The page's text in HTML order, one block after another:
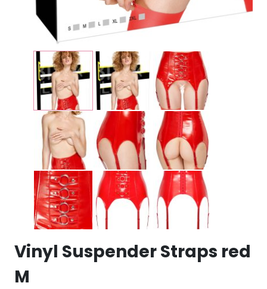
Vinyl Suspender Straps red
M